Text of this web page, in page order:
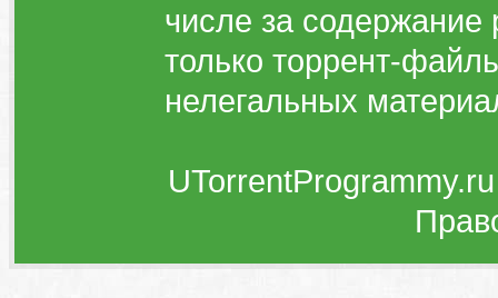
числе за
только торрент-
нелегальных
UTorrentProgrammy.ru